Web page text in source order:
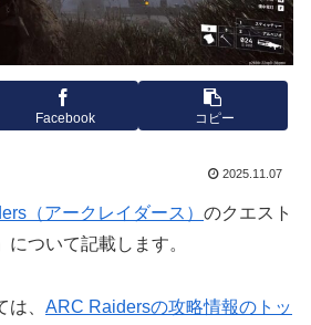
Facebook コピー
2025.11.07
（アークレイダース） のクエスト
ついて記載します。
、 ARC Raidersの攻略情報のトッ